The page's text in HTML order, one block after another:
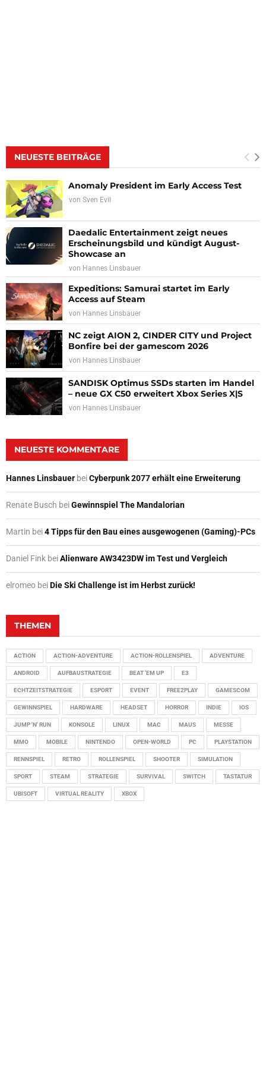
NEUESTE BEITRÄGE
Anomaly President im Early Access Test
von Sven Evil
Daedalic Entertainment zeigt neues
Erscheinungsbild und kündigt August-
Showcase an
von Hannes Linsbauer
Expeditions: Samurai startet im Early
Access auf Steam
von Hannes Linsbauer
NC zeigt AION 2, CINDER CITY und Project
Bonfire bei der gamescom 2026
von Hannes Linsbauer
SANDISK Optimus SSDs starten im Handel
– neue GX C50 erweitert Xbox Series X|S
von Hannes Linsbauer
NEUESTE KOMMENTARE
Hannes Linsbauer beiCyberpunk 2077 erhält eine Erweiterung
Renate Busch beiGewinnspiel The Mandalorian
Martin bei4 Tipps für den Bau eines ausgewogenen (Gaming)-PCs
Daniel Fink beiAlienware AW3423DW im Test und Vergleich
elromeo beiDie Ski Challenge ist im Herbst zurück!
THEMEN
ACTION ACTION-ADVENTURE ACTION-ROLLENSPIEL ADVENTURE
ANDROID AUFBAUSTRATEGIE BEAT 'EM UP E3
ECHTZEITSTRATEGIE ESPORT EVENT FREE2PLAY GAMESCOM
GEWINNSPIEL HARDWARE HEADSET HORROR INDIE IOS
JUMP 'N' RUN KONSOLE LINUX MAC MAUS MESSE
MMO MOBILE NINTENDO OPEN-WORLD PC PLAYSTATION
RENNSPIEL RETRO ROLLENSPIEL SHOOTER SIMULATION
SPORT STEAM STRATEGIE SURVIVAL SWITCH TASTATUR
UBISOFT VIRTUAL REALITY XBOX